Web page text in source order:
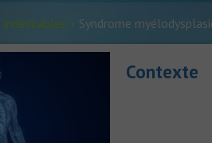
Syndrome
Contexte